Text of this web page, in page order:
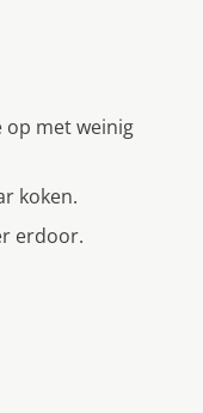
op met weinig
koken.
erdoor.